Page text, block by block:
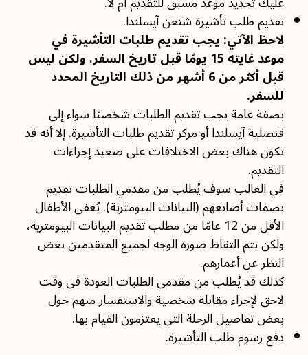
تقديم طلب تأشيرة شنغن آيسلندا.
لاحظ الآتي: يجب تقديم طلبات التأشيرة في
موعد غايته 15 يومًا قبل تاريخ السفر، ولكن ليس
قبل أكثر من 6 أشهر من ذلك التاريخ المحدد
للسفر.
بصفة عامة يجب تقديم الطلبات شخصيًا سواء إلى
قنصلية آيسلندا أو مركز تقديم طلبات التأشيرة. إلا أنه قد
تكون هناك بعض الاختلافات على صعيد إجراءات
التقديم.
في الغالب سوف يُطلب من مقدمي الطلبات تقديم
بصمات أصابعهم (البيانات البيومترية). يُعفى الأطفال
الأقل من 12 عامًا من مطلب تقديم البيانات البيومترية،
ولكن يتم التقاط صورة الوجه لجميع المتقدمين بغض
النظر عن أعمارهم.
كذلك قد يُطلب من مقدمي الطلبات العودة في وقت
لاحق لإجراء مقابلة شخصية والاستفسار منهم حول
بعض تفاصيل الرحلة التي يعتزمون القيام بها.
دفع رسوم طلب التأشيرة.